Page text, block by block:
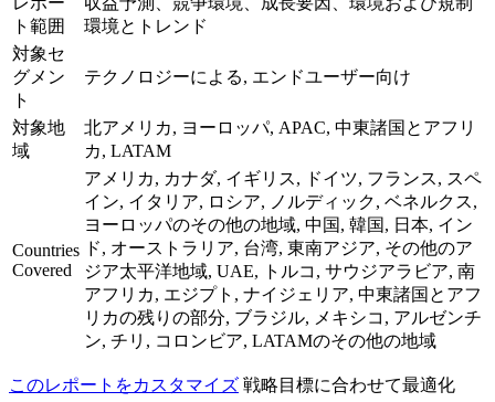
ト範囲
環境とトレンド
対象セ
グメン
ト
テクノロジーによる, エンドユーザー向け
対象地
域
北アメリカ, ヨーロッパ, APAC, 中東諸国とアフリ
カ, LATAM
Countries
Covered
アメリカ, カナダ, イギリス, ドイツ, フランス, スペ
イン, イタリア, ロシア, ノルディック, ベネルクス,
ヨーロッパのその他の地域, 中国, 韓国, 日本, イン
ド, オーストラリア, 台湾, 東南アジア, その他のア
ジア太平洋地域, UAE, トルコ, サウジアラビア, 南
アフリカ, エジプト, ナイジェリア, 中東諸国とアフ
リカの残りの部分, ブラジル, メキシコ, アルゼンチ
ン, チリ, コロンビア, LATAMのその他の地域
このレポートをカスタマイズ 戦略目標に合わせて最適化